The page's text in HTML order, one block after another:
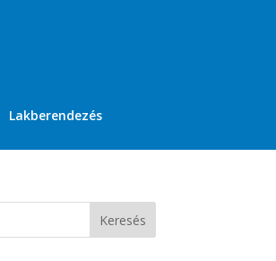
Lakberendezés